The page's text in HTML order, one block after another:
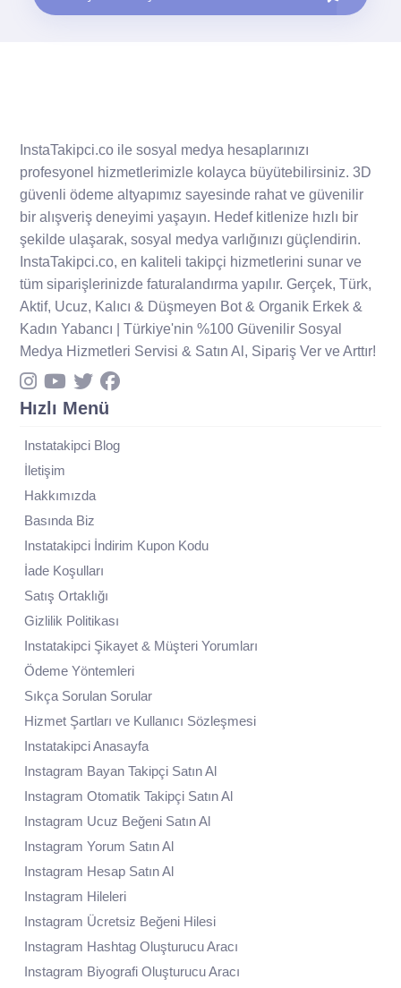
InstaTakipci.co ile sosyal medya hesaplarınızı
profesyonel hizmetlerimizle kolayca büyütebilirsiniz. 3D
güvenli ödeme altyapımız sayesinde rahat ve güvenilir
bir alışveriş deneyimi yaşayın. Hedef kitlenize hızlı bir
şekilde ulaşarak, sosyal medya varlığınızı güçlendirin.
InstaTakipci.co, en kaliteli takipçi hizmetlerini sunar ve
tüm siparişlerinizde faturalandırma yapılır. Gerçek, Türk,
Aktif, Ucuz, Kalıcı & Düşmeyen Bot & Organik Erkek &
Kadın Yabancı | Türkiye'nin %100 Güvenilir Sosyal
Medya Hizmetleri Servisi & Satın Al, Sipariş Ver ve Arttır!
Hızlı Menü
Instatakipci Blog
İletişim
Hakkımızda
Basında Biz
Instatakipci İndirim Kupon Kodu
İade Koşulları
Satış Ortaklığı
Gizlilik Politikası
Instatakipci Şikayet & Müşteri Yorumları
Ödeme Yöntemleri
Sıkça Sorulan Sorular
Hizmet Şartları ve Kullanıcı Sözleşmesi
Instatakipci Anasayfa
Instagram Bayan Takipçi Satın Al
Instagram Otomatik Takipçi Satın Al
Instagram Ucuz Beğeni Satın Al
Instagram Yorum Satın Al
Instagram Hesap Satın Al
Instagram Hileleri
Instagram Ücretsiz Beğeni Hilesi
Instagram Hashtag Oluşturucu Aracı
Instagram Biyografi Oluşturucu Aracı